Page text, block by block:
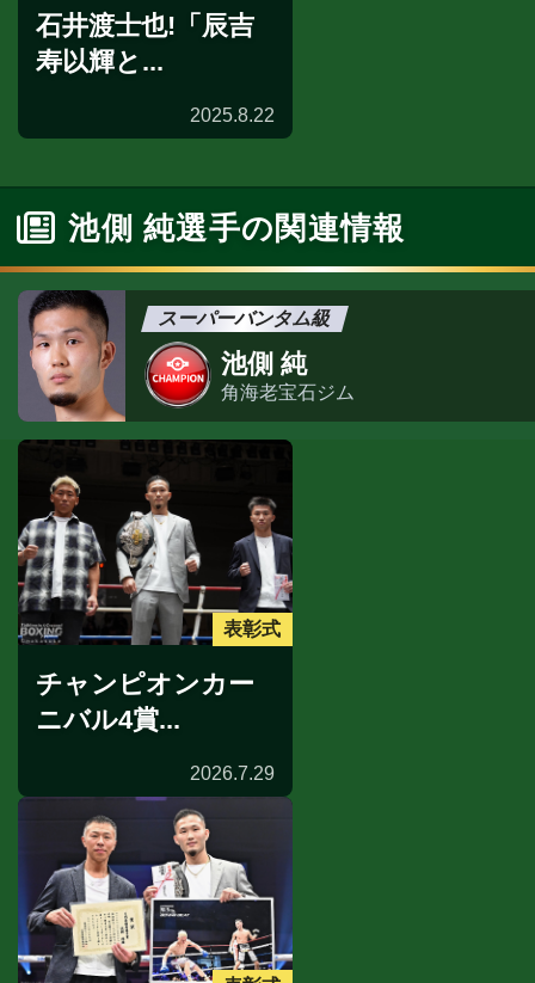
石井渡士也!「辰吉
寿以輝と...
2025.8.22
池側 純選手の関連情報
スーパーバンタム級
池側 純
角海老宝石ジム
表彰式
チャンピオンカー
ニバル4賞...
2026.7.29